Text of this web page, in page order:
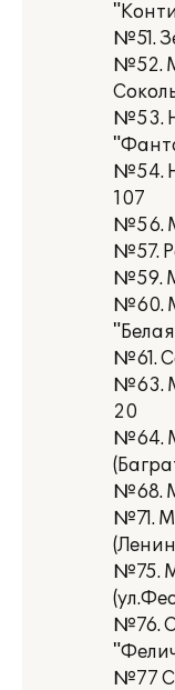
№51.
№52.
№53.
№54.
107
№56.
№57.
№59.
№60.
№61.
№63.
20
№64.
№68.
№71.
№75.
№76.
№77